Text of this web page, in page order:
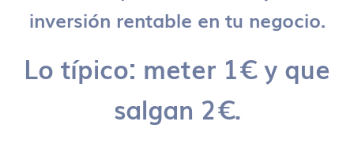
inversión rentable en tu negocio.
Lo típico: meter 1€ y que
salgan 2€.